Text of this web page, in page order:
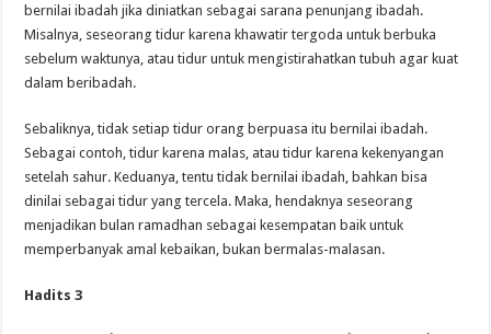
bernilai ibadah jika diniatkan sebagai sarana penunjang ibadah.
Misalnya, seseorang tidur karena khawatir tergoda untuk berbuka
sebelum waktunya, atau tidur untuk mengistirahatkan tubuh agar kuat
dalam beribadah.
Sebaliknya, tidak setiap tidur orang berpuasa itu bernilai ibadah.
Sebagai contoh, tidur karena malas, atau tidur karena kekenyangan
setelah sahur. Keduanya, tentu tidak bernilai ibadah, bahkan bisa
dinilai sebagai tidur yang tercela. Maka, hendaknya seseorang
menjadikan bulan ramadhan sebagai kesempatan baik untuk
memperbanyak amal kebaikan, bukan bermalas-malasan.
Hadits 3